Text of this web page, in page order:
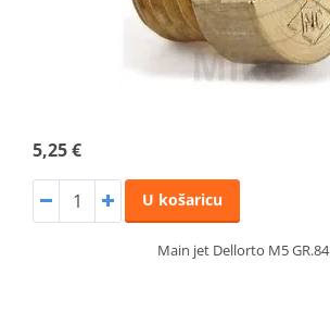
5,25 €
U košaricu
Main jet Dellorto M5 GR.84